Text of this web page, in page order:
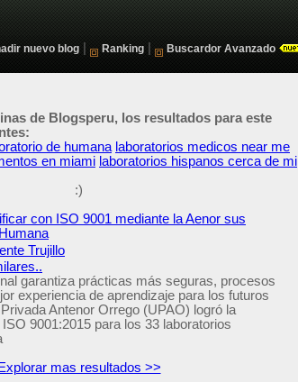
nuevo blog Ranking Buscardor Avanzado
de Blogsperu, los resultados para este
de humana laboratorios medicos near me
en miami laboratorios hispanos cerca de mi
:)
con ISO 9001 mediante la Aenor sus
Trujillo
garantiza prácticas más seguras, procesos
experiencia de aprendizaje para los futuros
Antenor Orrego (UPAO) logró la
9001:2015 para los 33 laboratorios
mas resultados >>